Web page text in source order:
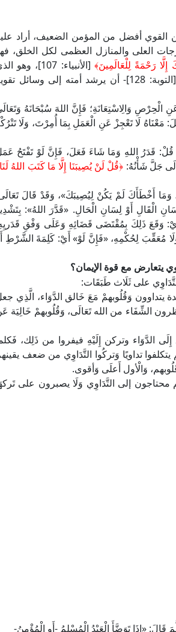
القوي أفضل من المؤمن الضعيف، أراد
العلى والمنازل العظمى لكل الخلق،
إِلَّا رَحْمَةً لِلْعَالَمِينَ﴾
[الأنبياء: 107]، وهو
[التوبة: 128]- أن يرشد أمته إلى وسائل
الْحِرْصِ وَالِاسْتِعَانَةِ؛ فَإِنَّ اللهَ سُبْحَانَهُ
لَا تَعْجِزْ عَنِ الْعَمَلِ بِمَا أُمِرْتَ، وَلَا
قُلْ: قَدَرُ اللهِ وَمَا شَاءَ فَعَلَ، فَإِنَّ لَوْ تَفْتَحُ
جَلَّ شَأْنُهُ: ﴿قُلْ لَنْ يُصِيبَنَا إِلَّا مَا كَتَبَ اللهُ
أَخْطَأَكَ لَمْ يَكُنْ لِيُصِيبَكَ»، وَقَدْ قَالَ
أَيْ: بِلِسَانِ الْقَالِ أَوْ لِسَانِ الْحَالِ. «قَدَّرَ اللهُ»:
أَيْ: وَقَعَ ذَلِكَ بِمُقْتَضَى قَضَائِهِ وَعَلَى وَفْقِ
مُعَقِّبَ لِحُكْمِهِ، «فَإِنَّ لَوْ» أَيْ: كَلِمَةَ الشَّرْطِ
يتعارض مع قوة الإيمان؟
على ثَلَاث طَبَقَات:
يتداوون وَقُلُوبهمْ مَعَ خَالق الدَّوَاء، الَّذِي
الشِّفَاء من الله تَعَالَى، وَقُلُوبهمْ خَالِيَة
الدَّوَاء وتركن إِلَيْهِ فيفروا من ذَلِك،
تداويًا وَتركُوا التَّدَاوِي من ضعف
وَالْأول أَعلَى وَأقوى.
محتاجون إلى التَّدَاوِي وَلَا يصبرون على
«إِذَا تَوَضَّأَ الْعَبْدُ الْمُسْلِمُ -أَوِ الْمُؤْمِنُ-